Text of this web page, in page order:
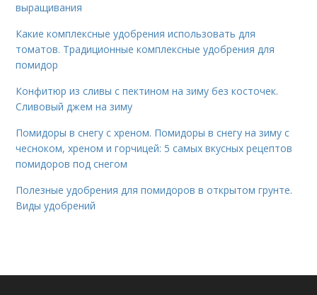
выращивания
Какие комплексные удобрения использовать для
томатов. Традиционные комплексные удобрения для
помидор
Конфитюр из сливы с пектином на зиму без косточек.
Сливовый джем на зиму
Помидоры в снегу с хреном. Помидоры в снегу на зиму с
чесноком, хреном и горчицей: 5 самых вкусных рецептов
помидоров под снегом
Полезные удобрения для помидоров в открытом грунте.
Виды удобрений